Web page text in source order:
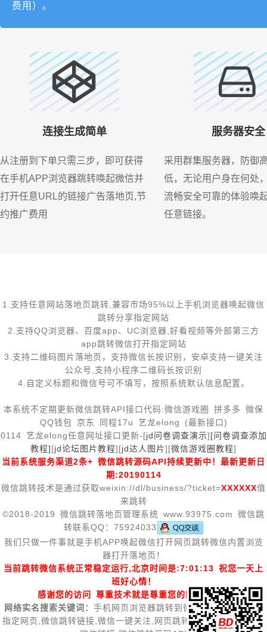
费用）。
连接生成简单
从注册到下单只需三步，即可获得
在手机APP浏览器跳转唤起微信并
打开任意URL的链接广告落地页,节
约推广费用
服务器安全
采用群集服务器，防御
低，无论用户身在何处
流畅安全可靠的体验唤
任意链接。
1.支持任意网站落地页跳转,兼容市场95%以上手机浏览器唤起微信
跳转分享指定网站
2.支持QQ浏览器、百度app、UC浏览器,好看视频等外部第三方
app跳转微信打开指定网站
3.支持二维码图片落地页，支持微信长按识别，安卓支持一键关注
公众号,支持小程序二维码长按识别
4.自定义标题和微信号可不填写，按照系统默认信息配置。
本系统不定期更新微信跳转API接口代码:微信游戏圈 拼多多 微保
QQ钱包 京东 同程17u 艺龙elong (最新接口)
0114 艺龙elong任意网址接口更新-[jd问卷调查演示][问卷调查添加
教程][jd论坛图片教程][jd达人图片][微信游戏圈教程]
当前系统服务渠道2条+ 微信跳转源码API持续更新中！最新更新日
期:20190114
微信跳转技术是通过获取weixin://dl/business/?ticket=XXXXXX值
来跳转
©2018-2019 微信跳转落地页管理系统 www.93975.com 微信跳
转联系QQ：75924033
我们只做一件事就是手机APP唤起微信打开网页跳转微信内置浏览
器打开落地页！
当前跳转微信系统正常稳定运行,北京时间是:7:01:13 祝您一天上
班好心情！
感谢您的访问 尊重技术就是尊重您的网络财富！
网络实名搜索关键词： 手机网页浏览器跳转到微信内置浏览器打开
指定网页,微信跳转链接,微信一键关注,网页跳转到微信,浏览器跳转